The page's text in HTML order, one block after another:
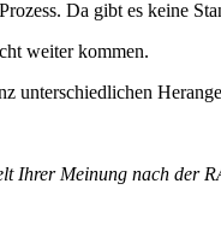
Da gibt es keine
weiter kommen.
unterschiedlichen
Ihrer Meinung nach der